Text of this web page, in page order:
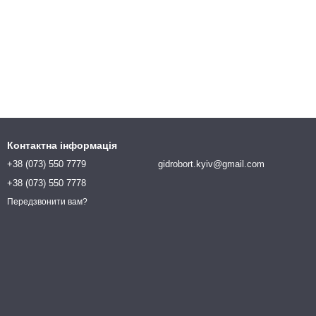
Контактна інформація
+38 (073) 550 7779
+38 (073) 550 7778
Передзвонити вам?
gidrobort.kyiv@gmail.com